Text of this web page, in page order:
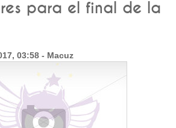
para el final de la
03:58 - Macuz